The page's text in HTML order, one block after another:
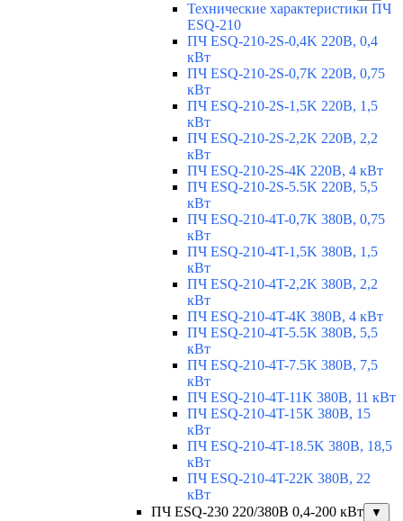
Технические характеристики ПЧ
ESQ-210
ПЧ ESQ-210-2S-0,4K 220В, 0,4
кВт
ПЧ ESQ-210-2S-0,7K 220В, 0,75
кВт
ПЧ ESQ-210-2S-1,5K 220В, 1,5
кВт
ПЧ ESQ-210-2S-2,2K 220В, 2,2
кВт
ПЧ ESQ-210-2S-4K 220В, 4 кВт
ПЧ ESQ-210-2S-5.5K 220В, 5,5
кВт
ПЧ ESQ-210-4T-0,7K 380В, 0,75
кВт
ПЧ ESQ-210-4T-1,5K 380В, 1,5
кВт
ПЧ ESQ-210-4T-2,2K 380В, 2,2
кВт
ПЧ ESQ-210-4T-4K 380В, 4 кВт
ПЧ ESQ-210-4T-5.5K 380В, 5,5
кВт
ПЧ ESQ-210-4T-7.5K 380В, 7,5
кВт
ПЧ ESQ-210-4T-11K 380В, 11 кВт
ПЧ ESQ-210-4T-15K 380В, 15
кВт
ПЧ ESQ-210-4T-18.5K 380В, 18,5
кВт
ПЧ ESQ-210-4T-22K 380В, 22
кВт
ПЧ ESQ-230 220/380В 0,4-200 кВт
▼